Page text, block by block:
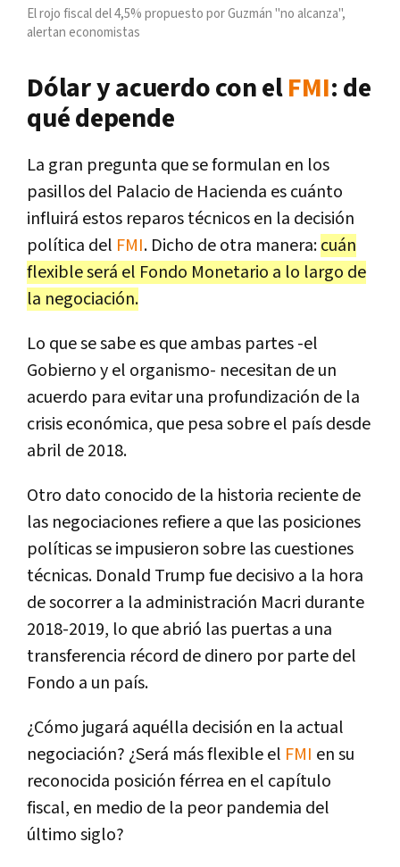
El rojo fiscal del 4,5% propuesto por Guzmán "no alcanza",
alertan economistas
Dólar y acuerdo con elFMI: de
qué depende
La gran pregunta que se formulan en los
pasillos del Palacio de Hacienda es cuánto
influirá estos reparos técnicos en la decisión
política del FMI. Dicho de otra manera:cuán
flexible será el Fondo Monetario a lo largo de
la negociación.
Lo que se sabe es que ambas partes -el
Gobierno y el organismo- necesitan de un
acuerdo para evitar una profundización de la
crisis económica, que pesa sobre el país desde
abril de 2018.
Otro dato conocido de la historia reciente de
las negociaciones refiere a que las posiciones
políticas se impusieron sobre las cuestiones
técnicas. Donald Trump fue decisivo a la hora
de socorrer a la administración Macri durante
2018-2019, lo que abrió las puertas a una
transferencia récord de dinero por parte del
Fondo a un país.
¿Cómo jugará aquélla decisión en la actual
negociación? ¿Será más flexible el FMI en su
reconocida posición férrea en el capítulo
fiscal, en medio de la peor pandemia del
último siglo?